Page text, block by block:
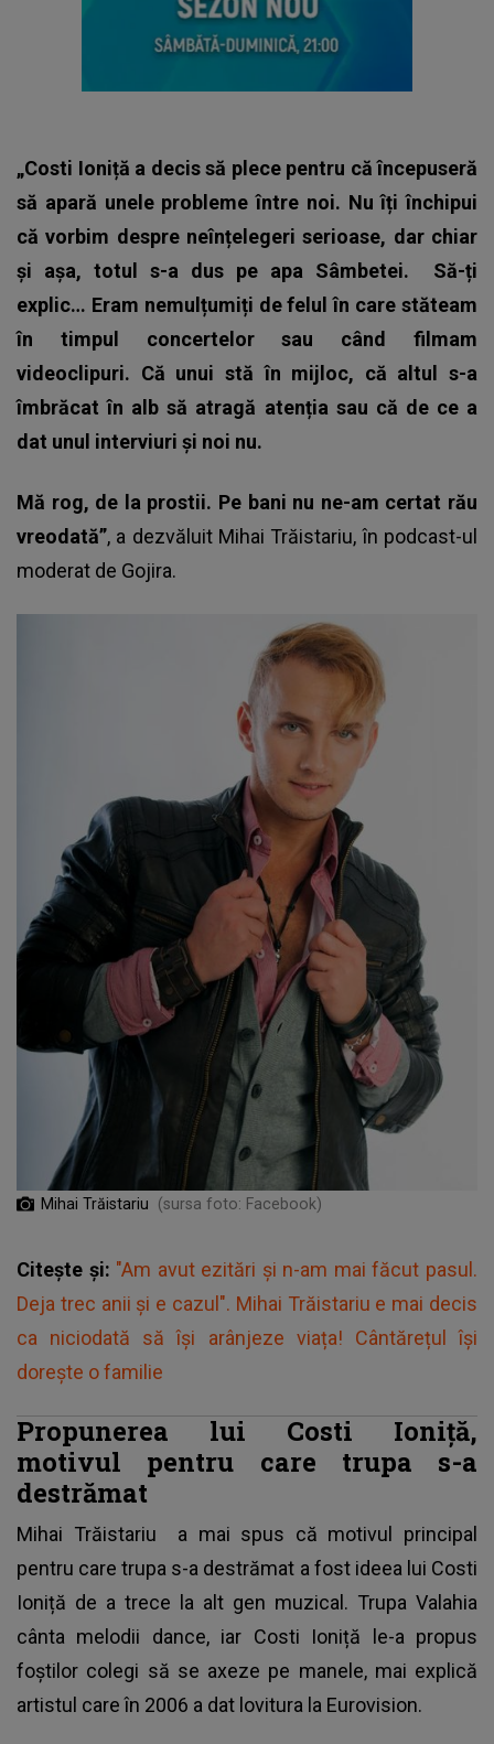
„Costi Ioniță a decis să plece pentru că începuseră
să apară unele probleme între noi. Nu îți închipui
că vorbim despre neînțelegeri serioase, dar chiar
și așa, totul s-a dus pe apa Sâmbetei. Să-ți
explic… Eram nemulțumiți de felul în care stăteam
în timpul concertelor sau când filmam
videoclipuri. Că unui stă în mijloc, că altul s-a
îmbrăcat în alb să atragă atenția sau că de ce a
dat unul interviuri și noi nu.
Mă rog, de la prostii. Pe bani nu ne-am certat rău
vreodată”, a dezvăluit Mihai Trăistariu, în podcast-ul
moderat de Gojira.
Mihai Trăistariu (sursa foto: Facebook)
Citește și: "Am avut ezitări și n-am mai făcut pasul.
Deja trec anii și e cazul". Mihai Trăistariu e mai decis
ca niciodată să își arânjeze viața! Cântărețul își
dorește o familie
Propunerea lui Costi Ioniță,
motivul pentru care trupa s-a
destrămat
Mihai Trăistariu
a mai spus că motivul principal
pentru care trupa s-a destrămat a fost ideea lui Costi
Ioniță de a trece la alt gen muzical. Trupa Valahia
cânta melodii dance, iar Costi Ioniță le-a propus
foștilor colegi să se axeze pe manele, mai explică
artistul care în 2006 a dat lovitura la Eurovision.